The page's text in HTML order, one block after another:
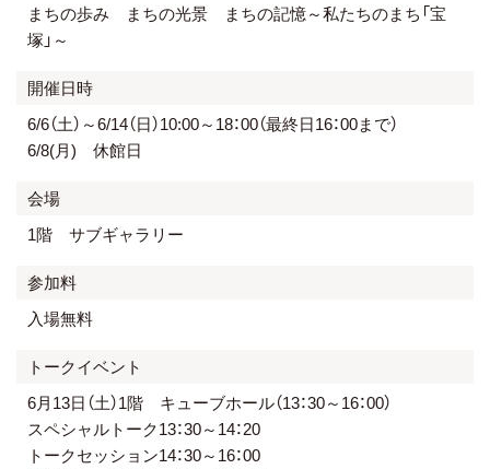
まちの歩み まちの光景 まちの記憶～私たちのまち「宝
塚」～
開催日時
6/6（土）～6/14（日）10:00～18：00（最終日16：00まで）
6/8(月) 休館日
会場
1階 サブギャラリー
参加料
入場無料
トークイベント
6月13日（土）1階 キューブホール（13：30～16：00）
スペシャルトーク13：30～14：20
トークセッション14：30～16：00